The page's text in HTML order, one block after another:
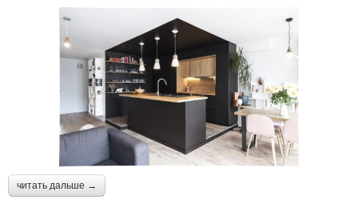
читать дальше →